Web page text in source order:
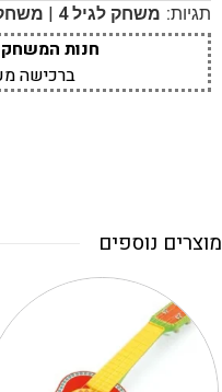
תגיות: משחק לגיל 4 |
חנות
ברכישה מעל 250₪ שליח עד
מוצרים נוספים